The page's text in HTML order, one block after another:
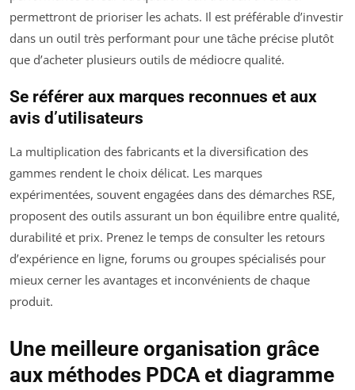
permettront de prioriser les achats. Il est préférable d’investir
dans un outil très performant pour une tâche précise plutôt
que d’acheter plusieurs outils de médiocre qualité.
Se référer aux marques reconnues et aux
avis d’utilisateurs
La multiplication des fabricants et la diversification des
gammes rendent le choix délicat. Les marques
expérimentées, souvent engagées dans des démarches RSE,
proposent des outils assurant un bon équilibre entre qualité,
durabilité et prix. Prenez le temps de consulter les retours
d’expérience en ligne, forums ou groupes spécialisés pour
mieux cerner les avantages et inconvénients de chaque
produit.
Une meilleure organisation grâce
aux méthodes PDCA et diagramme